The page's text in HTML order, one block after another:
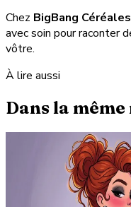
Chez BigBang Céréales
avec soin pour raconter
vôtre.
À lire aussi
Dans la